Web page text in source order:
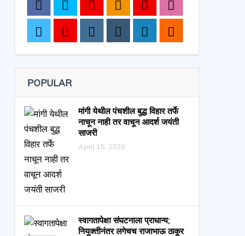
POPULAR
मांगी येथील पंचशील बुद्ध विहार तर्फे
नाचून नाही तर वाचून आदर्श जयंती
साजरी
April 15, 2026
स्वागतापेक्षा संघटनाला प्राधान्य;
नियुक्तीनंतर लगेचच राजाभाऊ ठाकूर